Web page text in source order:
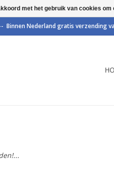
met het gebruik van cookies